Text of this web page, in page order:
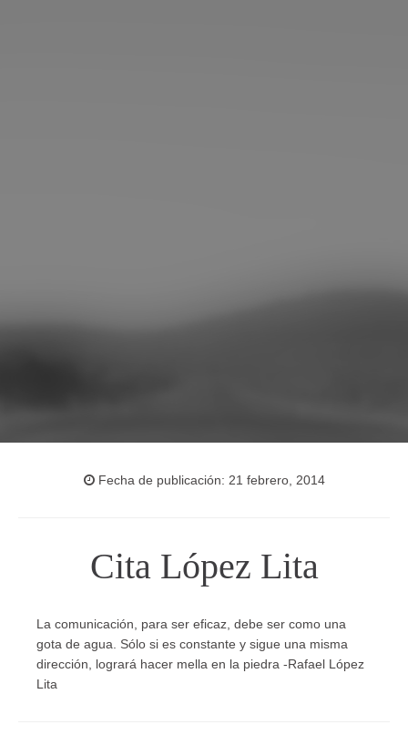
Fecha de publicación: 21 febrero, 2014
Cita López Lita
La comunicación, para ser eficaz, debe ser como una
gota de agua. Sólo si es constante y sigue una misma
dirección, logrará hacer mella en la piedra -Rafael López
Lita